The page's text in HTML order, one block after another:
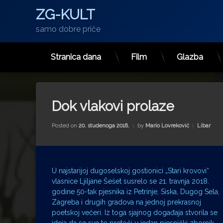
ZG-KULT
samo dobre priče
Stranica dana Film Glazba
Dok vlakovi prolaze
Posted on 20. studenoga 2018. by Mario Lovreković Kategorije:
Libar
U najstarijoj dugoselskoj gostionici „Stari krovovi“
vlasnice Ljiljane Šešet susrelo se 21. travnja 2018.
godine 50-tak pjesnika iz Petrinje, Siska, Dugog Sela,
Zagreba i drugih gradova na jednoj prekrasnoj
poetskoj večeri. Iz toga sjajnog događaja stvorila se